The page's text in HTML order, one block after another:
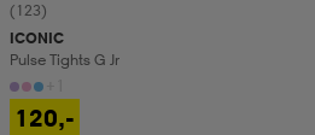
(123)
ICONIC
Pulse Tights G Jr
120,-